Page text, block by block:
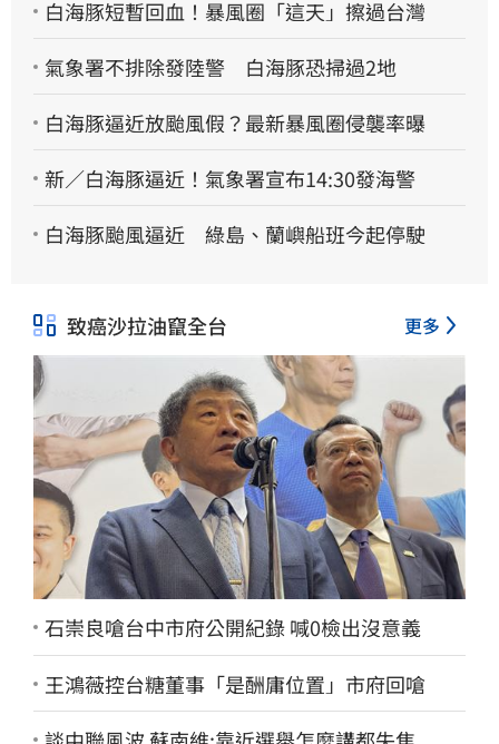
白海豚短暫回血！暴風圈「這天」擦過台灣
氣象署不排除發陸警 白海豚恐掃過2地
白海豚逼近放颱風假？最新暴風圈侵襲率曝
新／白海豚逼近！氣象署宣布14:30發海警
白海豚颱風逼近 綠島、蘭嶼船班今起停駛
致癌沙拉油竄全台 更多
石崇良嗆台中市府公開紀錄 喊0檢出沒意義
王鴻薇控台糖董事「是酬庸位置」市府回嗆